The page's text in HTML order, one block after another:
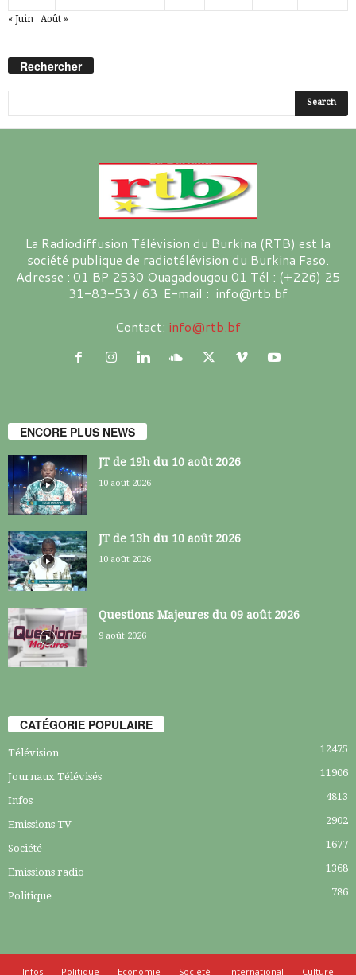
« Juin Août »
Rechercher
La Radiodiffusion Télévision du Burkina (RTB) est la
société publique de radiotélévision du Burkina Faso.
Adresse : 01 BP 2530 Ouagadougou 01 Tél : (+226) 25
31-83-53 / 63 E-mail : info@rtb.bf
Contact: info@rtb.bf
ENCORE PLUS NEWS
JT de 19h du 10 août 2026
10 août 2026
JT de 13h du 10 août 2026
10 août 2026
Questions Majeures du 09 août 2026
9 août 2026
CATÉGORIE POPULAIRE
Télévision 12475
Journaux Télévisés 11906
Infos 4813
Emissions TV 2902
Société 1677
Emissions radio 1368
Politique 786
Infos Politique Economie Société International Culture